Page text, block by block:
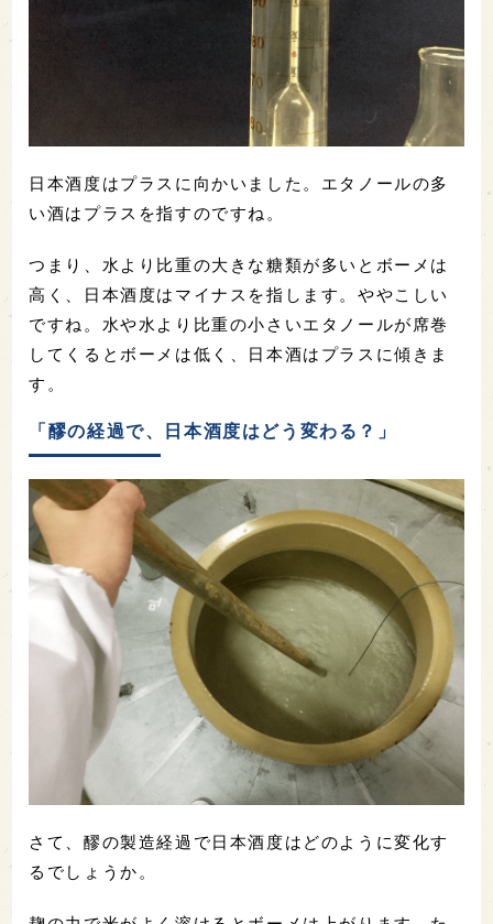
日本酒度はプラスに向かいました。エタノールの多
い酒はプラスを指すのですね。
つまり、水より比重の大きな糖類が多いとボーメは
高く、日本酒度はマイナスを指します。ややこしい
ですね。水や水より比重の小さいエタノールが席巻
してくるとボーメは低く、日本酒はプラスに傾きま
す。
「醪の経過で、日本酒度はどう変わる？」
さて、醪の製造経過で日本酒度はどのように変化す
るでしょうか。